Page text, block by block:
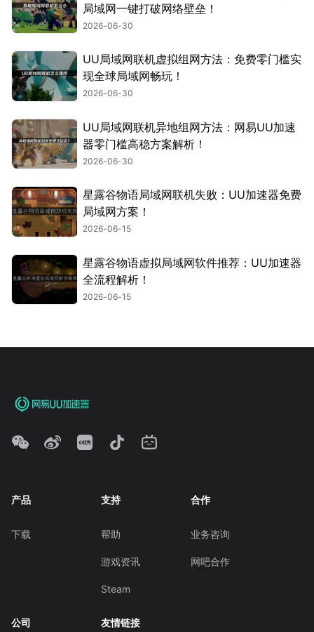
局域网一键打破网络壁垒！
2026-06-30
UU局域网联机虚拟组网方法：免费零门槛实
现全球局域网畅玩！
2026-06-30
UU局域网联机异地组网方法：网易UU加速
器零门槛高稳方案解析！
2026-06-30
星露谷物语局域网联机失败：UU加速器免费
局域网方案！
2026-06-15
星露谷物语虚拟局域网软件推荐：UU加速器
全流程解析！
2026-06-15
产品
下载
支持
帮助
游戏资讯
Steam
合作
业务咨询
网吧合作
公司 友情链接